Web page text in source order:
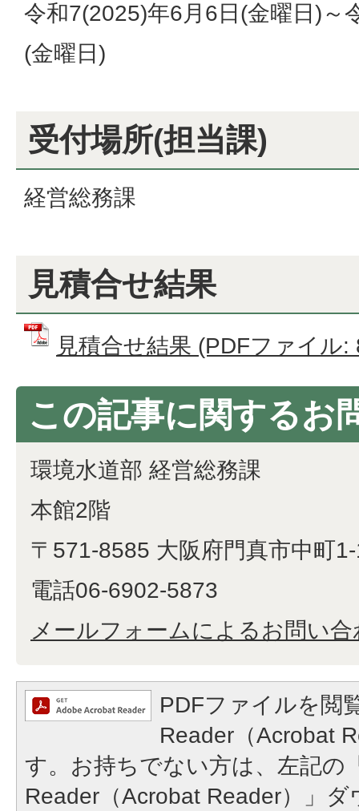
令和7(2025)年6月6日(金曜日)～
(金曜日)
受付場所(担当課)
経営総務課
見積合せ結果
見積合せ結果 (PDFファイル:
この記事に関するお
環境水道部 経営総務課
本館2階
〒571-8585 大阪府門真市中町
電話06-6902-5873
メールフォームによるお問い合
PDFファイルを閲
Reader（Acrobat
す。お持ちでない方は、左記の
Reader（Acrobat Reader）」